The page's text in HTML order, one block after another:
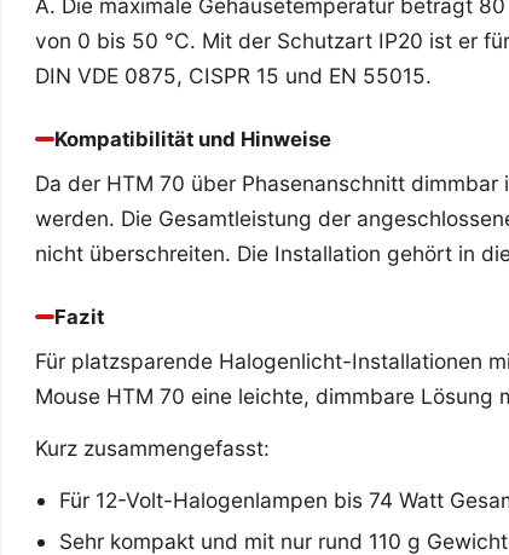
A. Die maximale Gehäusetemperatur beträgt
von 0 bis 50 °C. Mit der Schutzart IP20 ist er
DIN VDE 0875, CISPR 15 und EN 55015.
Kompatibilität und Hinweise
Da der HTM 70 über Phasenanschnitt
werden. Die Gesamtleistung der
nicht überschreiten. Die Installation gehört in
Fazit
Für platzsparende Halogenlicht-Installationen
Mouse HTM 70 eine leichte, dimmbare Lösung
Kurz zusammengefasst:
Für 12-Volt-Halogenlampen bis 74 Watt
Sehr kompakt und mit nur rund 110 g Gewicht